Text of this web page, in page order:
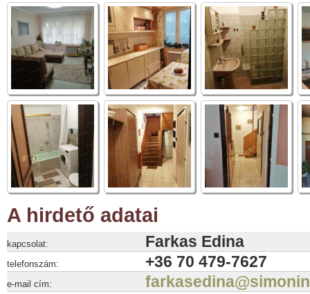
A hirdető adatai
kapcsolat: Farkas Edina
telefonszám: +36 70 479-7627
e-mail cím: